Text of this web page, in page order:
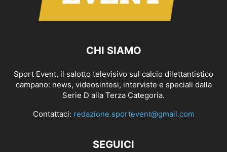
CHI SIAMO
Sport Event, il salotto televisivo sul calcio dilettantistico
campano: news, videosintesi, interviste e speciali dalla
Serie D alla Terza Categoria.
Contattaci: redazione.sportevent@gmail.com
SEGUICI